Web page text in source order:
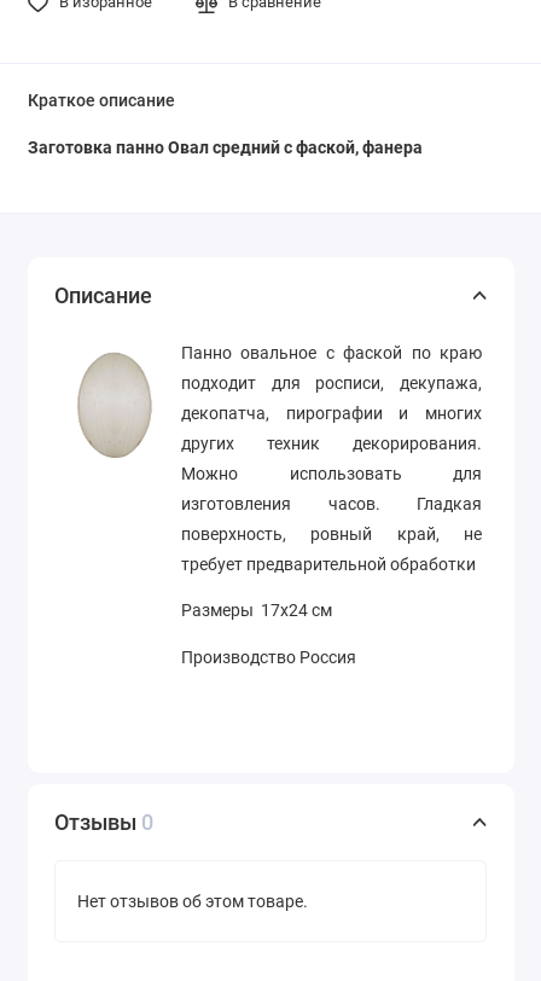
Краткое описание
Заготовка панно Овал средний с фаской, фанера
Описание
Панно овальное с фаской по краю
подходит для росписи, декупажа,
декопатча, пирографии и многих
других техник декорирования.
Можно использовать для
изготовления часов. Гладкая
поверхность, ровный край, не
требует предварительной обработки
Размеры 17х24 см
Производство Россия
Отзывы 0
Нет отзывов об этом товаре.